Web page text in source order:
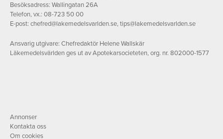
Besöksadress: Wallingatan 26A
Telefon, vx.: 08-723 50 00
E-post: chefred@lakemedelsvarlden.se,tips@lakemedelsvarlden.se
Ansvarig utgivare: Chefredaktör Helene Wallskär
Läkemedelsvärlden ges ut av Apotekarsocieteten, org. nr. 802000-1577
Annonser
Kontakta oss
Om cookies